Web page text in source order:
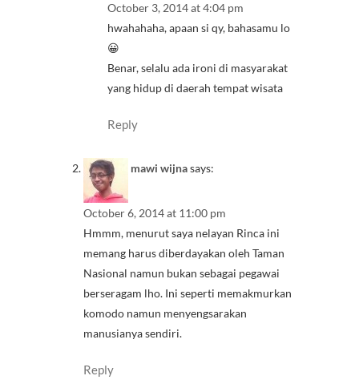
October 3, 2014 at 4:04 pm
hwahahaha, apaan si qy, bahasamu lo
😀
Benar, selalu ada ironi di masyarakat
yang hidup di daerah tempat wisata
Reply
mawi wijnasays:
October 6, 2014 at 11:00 pm
Hmmm, menurut saya nelayan Rinca ini
memang harus diberdayakan oleh Taman
Nasional namun bukan sebagai pegawai
berseragam lho. Ini seperti memakmurkan
komodo namun menyengsarakan
manusianya sendiri.
Reply